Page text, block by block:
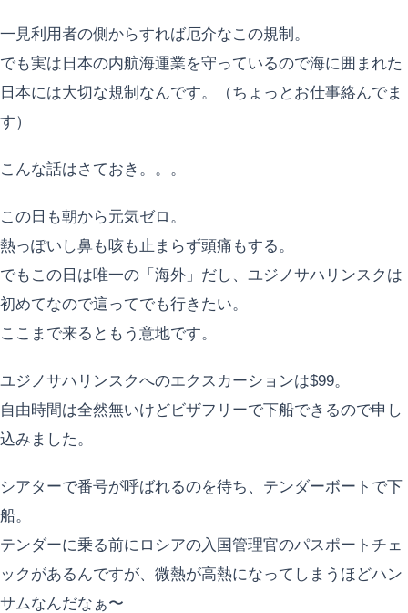
一見利用者の側からすれば厄介なこの規制。
でも実は日本の内航海運業を守っているので海に囲まれた
日本には大切な規制なんです。（ちょっとお仕事絡んでま
す）
こんな話はさておき。。。
この日も朝から元気ゼロ。
熱っぽいし鼻も咳も止まらず頭痛もする。
でもこの日は唯一の「海外」だし、ユジノサハリンスクは
初めてなので這ってでも行きたい。
ここまで来るともう意地です。
ユジノサハリンスクへのエクスカーションは$99。
自由時間は全然無いけどビザフリーで下船できるので申し
込みました。
シアターで番号が呼ばれるのを待ち、テンダーボートで下
船。
テンダーに乗る前にロシアの入国管理官のパスポートチェ
ックがあるんですが、微熱が高熱になってしまうほどハン
サムなんだなぁ〜